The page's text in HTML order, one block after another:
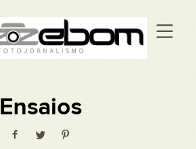
Ensaios